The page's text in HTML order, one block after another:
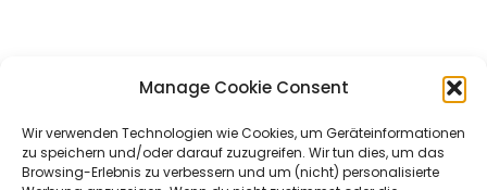
Manage Cookie Consent
Wir verwenden Technologien wie Cookies, um Geräteinformationen
zu speichern und/oder darauf zuzugreifen. Wir tun dies, um das
Browsing-Erlebnis zu verbessern und um (nicht) personalisierte